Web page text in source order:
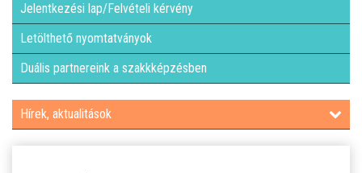
Jelentkezési lap/Felvételi kérvény
Letölthető nyomtatványok
Duális partnereink a szakkképzésben
Hírek, aktualitások